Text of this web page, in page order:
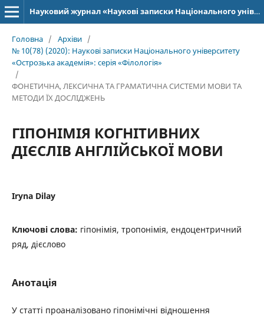
Науковий журнал «Наукові записки Національного університету «Острозька академія»: серія «Філологія»
Головна / Архіви /
№ 10(78) (2020): Наукові записки Національного університету
«Острозька академія»: серія­ «Філо­ло­гія»
/
ФОНЕТИЧНА, ЛЕКСИЧНА ТА ГРАМАТИЧНА СИСТЕМИ МОВИ ТА
МЕТОДИ ЇХ ДОСЛІДЖЕНЬ
ГІПОНІМІЯ КОГНІТИВНИХ
ДІЄСЛІВ АНГЛІЙСЬКОЇ МОВИ
Iryna Dilay
Ключові слова: гіпонімія, тропонімія, ендоцентричний
ряд, дієслово
Анотація
У статті проаналізовано гіпонімічні відношення